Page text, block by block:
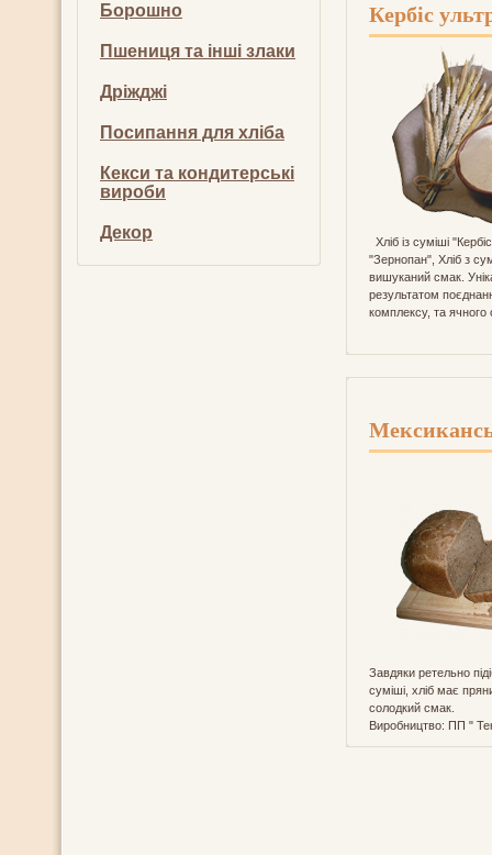
Борошно
Пшениця та інші злаки
Дріжджі
Посипання для хліба
Кекси та кондитерські
вироби
Декор
Кербіс
Хліб із суміші
"Зернопан", Хліб з
вишуканий смак.
результатом
комплексу, та ячного
Завдяки ретельно
суміші, хліб має
солодкий смак.
Виробництво: ПП "